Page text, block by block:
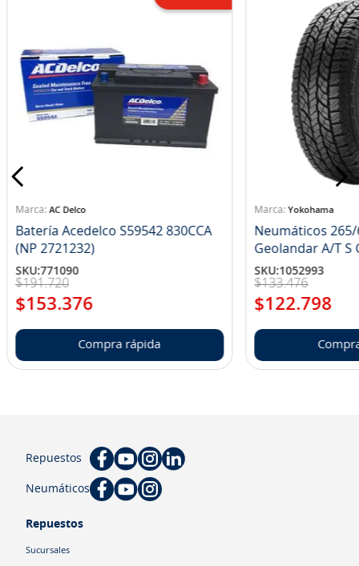
AC Delco
Batería Acedelco S59542 830CCA
(NP 2721232)
SKU:771090
$191.720
$153.376
Compra rápida
Yokohama
Neumáticos 265/
SKU:1052993
$133.476
$122.798
Repuestos
Neumáticos
Repuestos
Sucursales